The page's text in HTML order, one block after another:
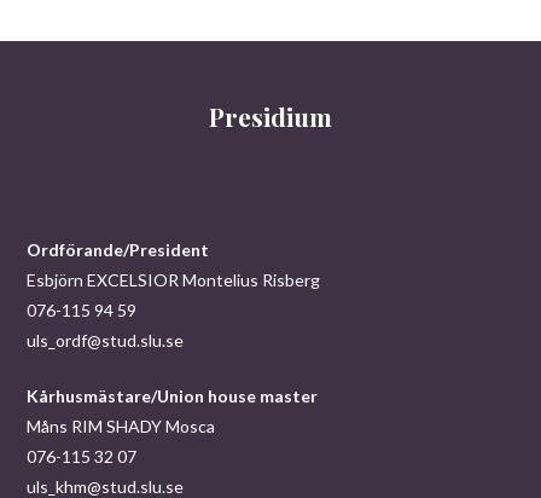
Presidium
Ordförande/President
Esbjörn EXCELSIOR Montelius Risberg
076-115 94 59
uls_ordf@stud.slu.se
Kårhusmästare/Union house master
Måns RIM SHADY Mosca
076-115 32 07
uls_khm@stud.slu.se